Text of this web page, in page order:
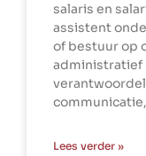
salaris en
assistent
of bestuur op
administratief
Lees verder »